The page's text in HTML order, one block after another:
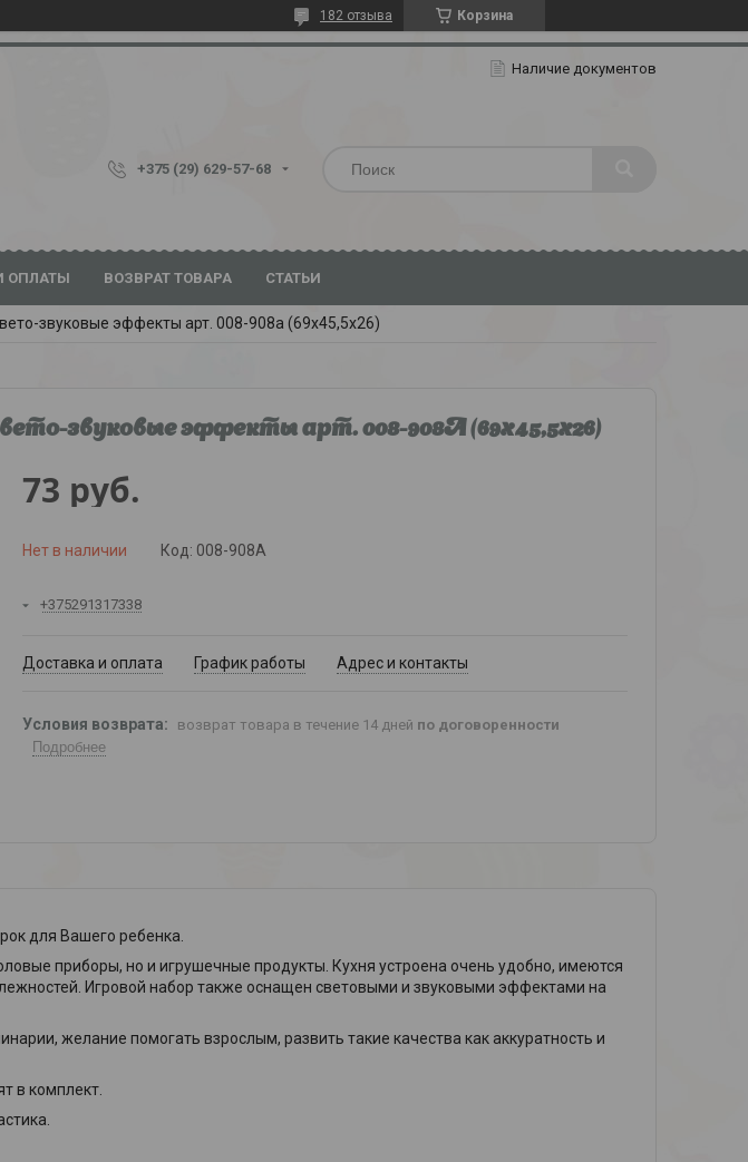
Корзина
182 отзыва
Наличие документов
+375 (29) 629-57-68
ОПЛАТЫ ВОЗВРАТ ТОВАРА СТАТЬИ
звуковые эффекты арт. 008-908а (69х45,5х26)
звуковые эффекты арт. 008-908А (69х45,5х26)
73 руб.
Нет в наличии Код: 008-908А
+375291317338
Доставка и оплата График работы Адрес и контакты
возврат товара в течение 14 дней по договоренности
Подробнее
для Вашего ребенка.
приборы, но и игрушечные продукты. Кухня устроена очень удобно, имеются
Игровой набор также оснащен световыми и звуковыми эффектами на
желание помогать взрослым, развить такие качества как аккуратность и
в комплект.